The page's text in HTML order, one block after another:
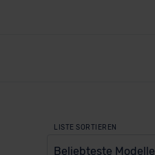
LISTE SORTIEREN
Beliebteste Modelle